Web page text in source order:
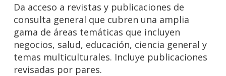
Da acceso a revistas y publicaciones de
consulta general que cubren una amplia
gama de áreas temáticas que incluyen
negocios, salud, educación, ciencia general y
temas multiculturales. Incluye publicaciones
revisadas por pares.